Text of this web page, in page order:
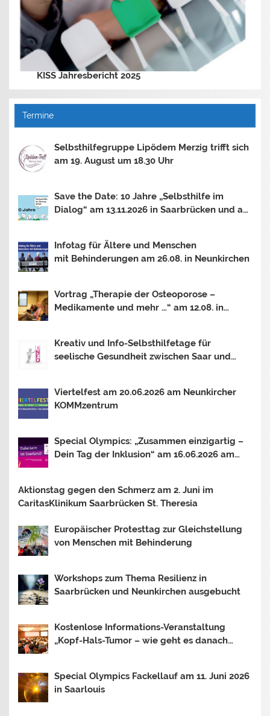
KISS Jahresbericht 2025
Termine
Selbsthilfegruppe Lipödem Merzig trifft sich
am 19. August um 18.30 Uhr
Save the Date: 10 Jahre „Selbsthilfe im
Dialog“ am 13.11.2026 in Saarbrücken und am
Infotag für Ältere und Menschen
mit Behinderungen am 26.08. in Neunkirchen
Vortrag „Therapie der Osteoporose –
Medikamente und mehr …“ am 12.08. in
Kreativ und Info-Selbsthilfetage für
seelische Gesundheit zwischen Saar und
INSIDER?
Viertelfest am 20.06.2026 am Neunkircher
KOMMzentrum
Special Olympics: „Zusammen einzigartig –
Dein Tag der Inklusion“ am 16.06.2026 am
Aktionstag gegen den Schmerz am 2. Juni im
CaritasKlinikum Saarbrücken St. Theresia
Europäischer Protesttag zur Gleichstellung
von Menschen mit Behinderung
Workshops zum Thema Resilienz in
Saarbrücken und Neunkirchen ausgebucht
Kostenlose Informations-Veranstaltung
„Kopf-Hals-Tumor – wie geht es danach
Special Olympics Fackellauf am 11. Juni 2026
in Saarlouis